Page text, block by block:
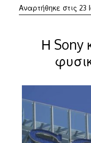
Αναρτήθηκε στις 23
Η Sony